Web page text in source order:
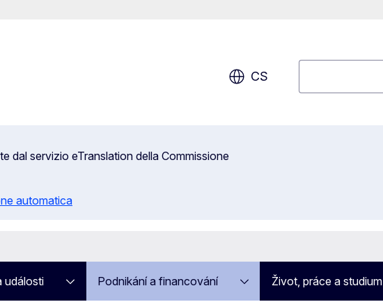
CS
dal servizio eTranslation della Commissione
automatica
události Podnikání a financování Život, práce a studium